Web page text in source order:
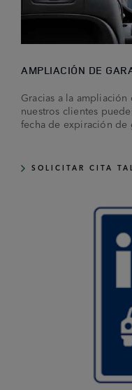
AMPLIACIÓN DE
Gracias a la
nuestros clientes
fecha de expiración de
SOLICITAR CITA